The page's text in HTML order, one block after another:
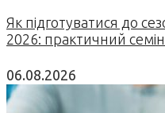
Як підготуватися до
2026: практичний
06.08.2026